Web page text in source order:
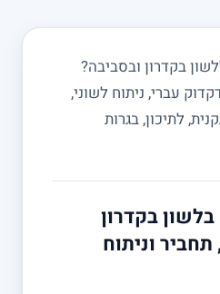
בקדרון ובסביבה?
עברי, ניתוח לשוני,
לתיכון, בגרות
בקדרון
וניתוח